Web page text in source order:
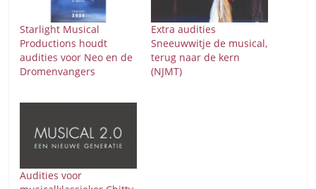
Starlight Musical
Productions houdt
audities voor Neo en de
Dromenvangers
Extra audities
Sneeuwwitje de musical,
terug naar de kern
(NJMT)
Audities voor